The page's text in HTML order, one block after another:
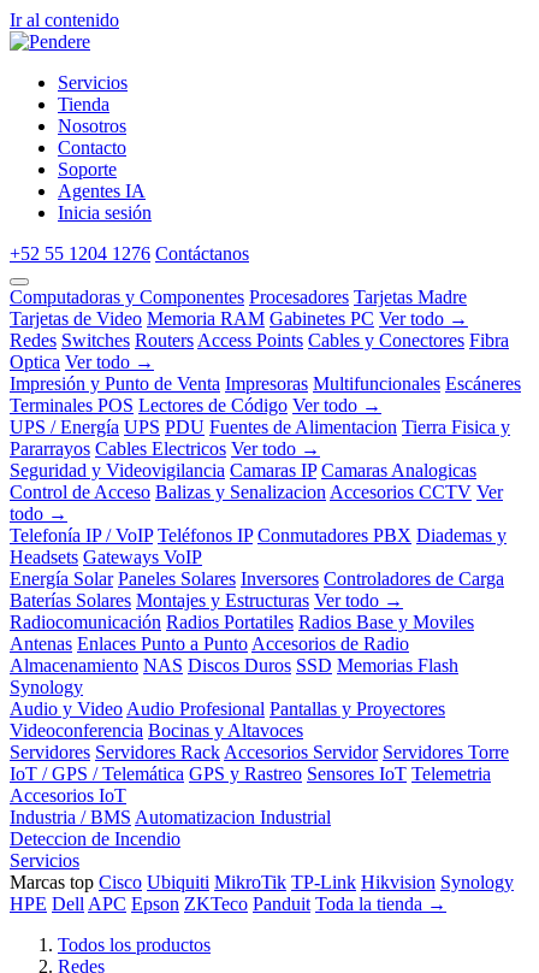
Ir al contenido
Servicios
Tienda
Nosotros
Contacto
Soporte
Agentes IA
Inicia sesión
+52 55 1204 1276 Contáctanos
Computadoras y Componentes Procesadores Tarjetas Madre
Tarjetas de Video Memoria RAM Gabinetes PC Ver todo →
Redes Switches Routers Access Points Cables y Conectores Fibra
Optica Ver todo →
Impresión y Punto de Venta Impresoras Multifuncionales Escáneres
Terminales POS Lectores de Código Ver todo →
UPS / Energía UPS PDU Fuentes de Alimentacion Tierra Fisica y
Pararrayos Cables Electricos Ver todo →
Seguridad y Videovigilancia Camaras IP Camaras Analogicas
Control de Acceso Balizas y Senalizacion Accesorios CCTV Ver
todo →
Telefonía IP / VoIP Teléfonos IP Conmutadores PBX Diademas y
Headsets Gateways VoIP
Energía Solar Paneles Solares Inversores Controladores de Carga
Baterías Solares Montajes y Estructuras Ver todo →
Radiocomunicación Radios Portatiles Radios Base y Moviles
Antenas Enlaces Punto a Punto Accesorios de Radio
Almacenamiento NAS Discos Duros SSD Memorias Flash
Synology
Audio y Video Audio Profesional Pantallas y Proyectores
Videoconferencia Bocinas y Altavoces
Servidores Servidores Rack Accesorios Servidor Servidores Torre
IoT / GPS / Telemática GPS y Rastreo Sensores IoT Telemetria
Accesorios IoT
Industria / BMS Automatizacion Industrial
Deteccion de Incendio
Servicios
Marcas top Cisco Ubiquiti MikroTik TP-Link Hikvision Synology
HPE Dell APC Epson ZKTeco Panduit Toda la tienda →
Todos los productos
Redes